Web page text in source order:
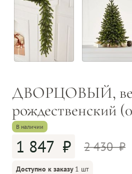
ДВОРЦОВЫЙ,
рождественский
В наличии
2 430
1 847
Доступно к заказу 1 шт